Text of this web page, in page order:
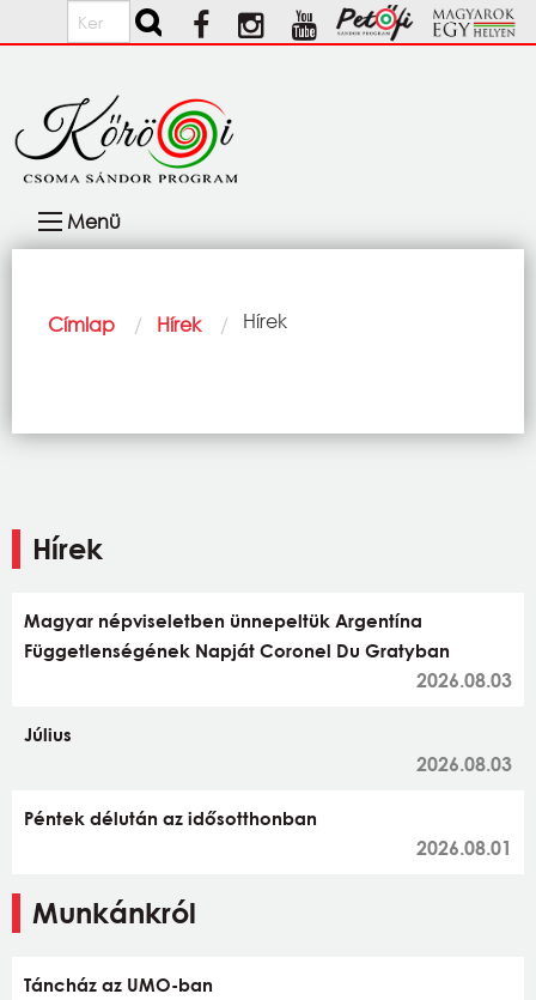
Ugrás a tartalomra
Keresés
navigáció
Menü
Morzsa
Címlap Hírek Current:
Hírek
Hírek
Magyar népviseletben ünnepeltük Argentína
Függetlenségének Napját Coronel Du Gratyban
2026.08.03
Július
2026.08.03
Péntek délután az idősotthonban
2026.08.01
Munkánkról
Táncház az UMO-ban